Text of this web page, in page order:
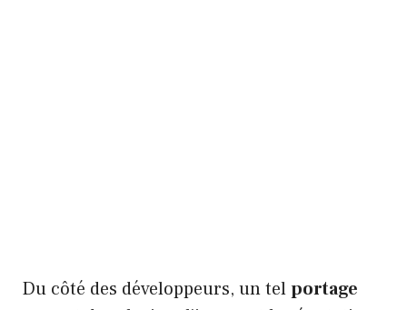
Du côté des développeurs, un telportage